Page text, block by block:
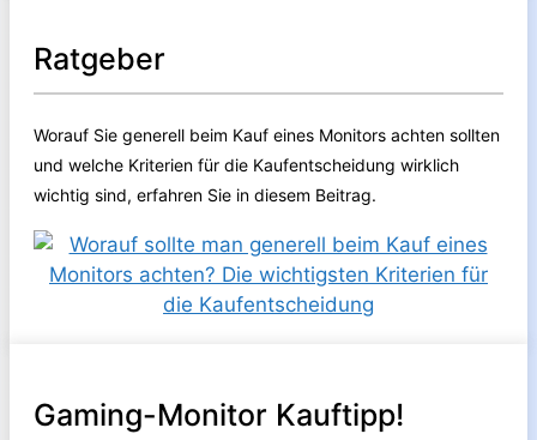
Ratgeber
Worauf Sie generell beim Kauf eines Monitors achten sollten
und welche Kriterien für die Kaufentscheidung wirklich
wichtig sind, erfahren Sie in diesem Beitrag.
Gaming-Monitor Kauftipp!